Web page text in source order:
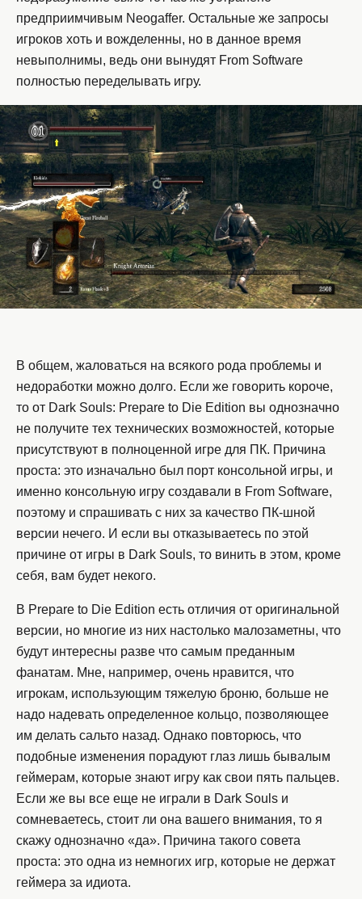
предприимчивым Neogaffer. Остальные же запросы
игроков хоть и вожделенны, но в данное время
невыполнимы, ведь они вынудят From Software
полностью переделывать игру.
В общем, жаловаться на всякого рода проблемы и
недоработки можно долго. Если же говорить короче,
то от Dark Souls: Prepare to Die Edition вы однозначно
не получите тех технических возможностей, которые
присутствуют в полноценной игре для ПК. Причина
проста: это изначально был порт консольной игры, и
именно консольную игру создавали в From Software,
поэтому и спрашивать с них за качество ПК-шной
версии нечего. И если вы отказываетесь по этой
причине от игры в Dark Souls, то винить в этом, кроме
себя, вам будет некого.
В Prepare to Die Edition есть отличия от оригинальной
версии, но многие из них настолько малозаметны, что
будут интересны разве что самым преданным
фанатам. Мне, например, очень нравится, что
игрокам, использующим тяжелую броню, больше не
надо надевать определенное кольцо, позволяющее
им делать сальто назад. Однако повторюсь, что
подобные изменения порадуют глаз лишь бывалым
геймерам, которые знают игру как свои пять пальцев.
Если же вы все еще не играли в Dark Souls и
сомневаетесь, стоит ли она вашего внимания, то я
скажу однозначно «да». Причина такого совета
проста: это одна из немногих игр, которые не держат
геймера за идиота.